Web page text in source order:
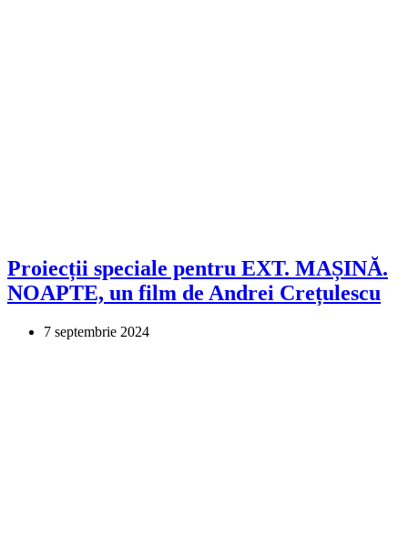
Proiecții speciale pentru EXT. MAȘINĂ.
NOAPTE, un film de Andrei Crețulescu
7 septembrie 2024